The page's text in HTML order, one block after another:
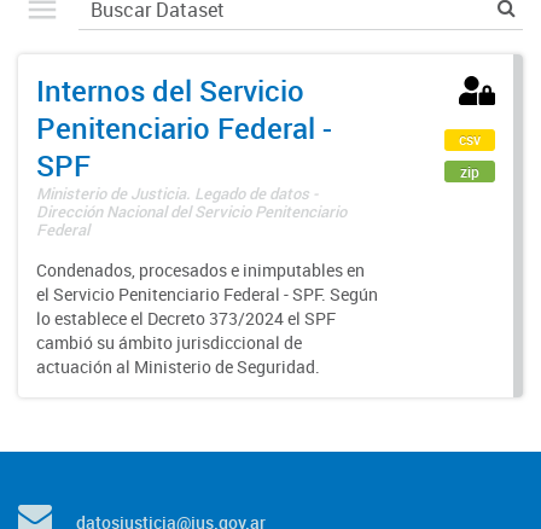
Internos del Servicio
Penitenciario Federal -
SPF
Ministerio de Justicia. Legado de datos -
Dirección Nacional del Servicio Penitenciario
Federal
Condenados, procesados e inimputables en
el Servicio Penitenciario Federal - SPF. Según
lo establece el Decreto 373/2024 el SPF
cambió su ámbito jurisdiccional de
actuación al Ministerio de Seguridad.
csv
zip
datosjusticia@jus.gov.ar